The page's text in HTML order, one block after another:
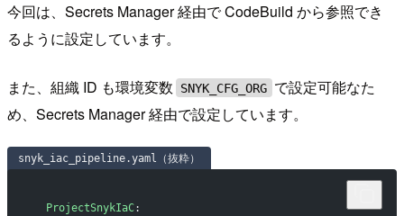
今回は、Secrets Manager 経由で CodeBuild から参照でき
るように設定しています。
また、組織 ID も環境変数 SNYK_CFG_ORG で設定可能なた
め、Secrets Manager 経由で設定しています。
snyk_iac_pipeline.yaml（抜粋）
  ProjectSnykIaC
: